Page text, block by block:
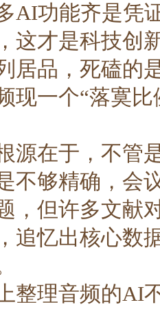
AI功能齐是凭
这才是科技创
居品，死磕的
现一个“落寞
源在于，不管
不够精确，会
，但许多文献
追忆出核心数
整理音频的AI